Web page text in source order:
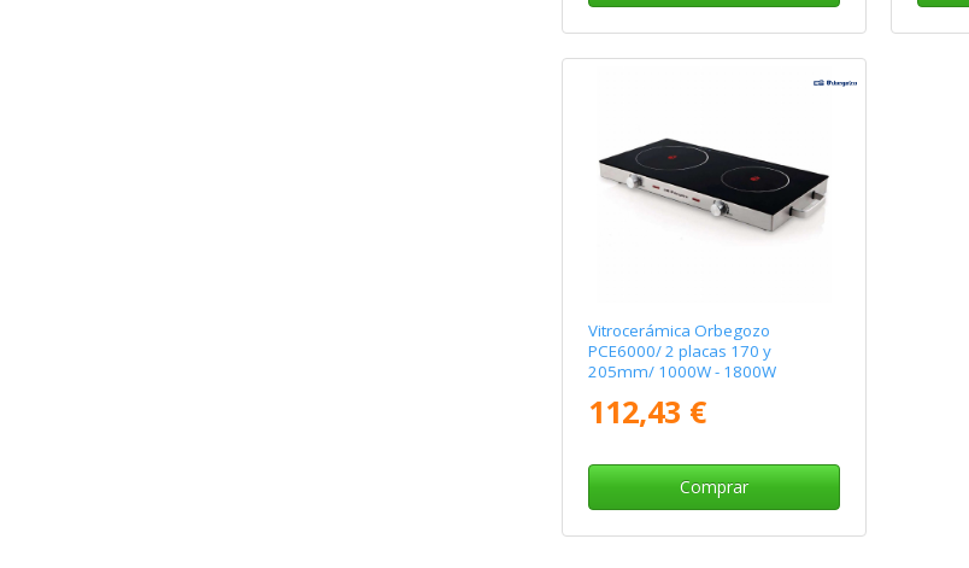
Vitrocerámica Orbegozo
PCE6000/ 2 placas 170 y
205mm/ 1000W - 1800W
112,43 €
Comprar